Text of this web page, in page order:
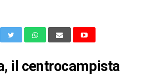
il centrocampista